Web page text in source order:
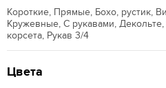
Короткие, Прямые, Бохо, рустик,
Кружевные, С рукавами,
корсета, Рукав 3/4
Цвета